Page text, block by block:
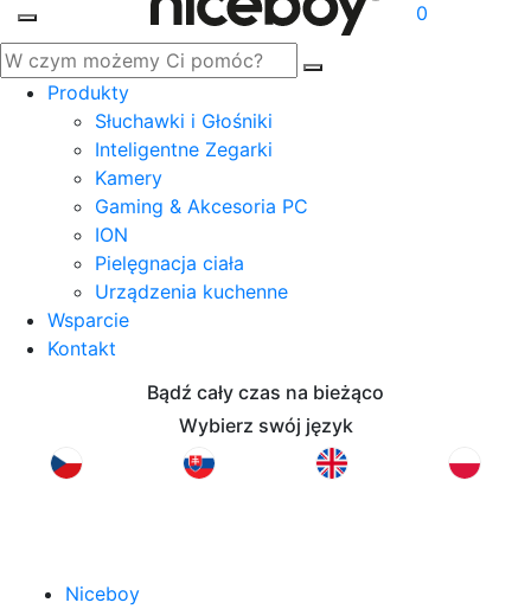
0
Produkty
Słuchawki i Głośniki
Inteligentne Zegarki
Kamery
Gaming & Akcesoria PC
ION
Pielęgnacja ciała
Urządzenia kuchenne
Wsparcie
Kontakt
Bądź cały czas na bieżąco
Wybierz swój język
Niceboy